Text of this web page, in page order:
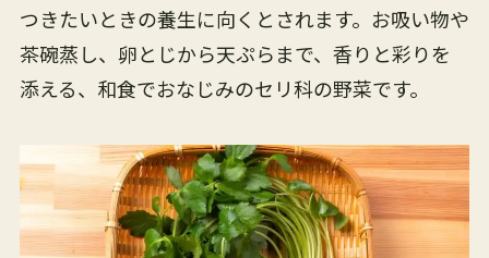
つきたいときの養生に向くとされます。お吸い物や
茶碗蒸し、卵とじから天ぷらまで、香りと彩りを
添える、和食でおなじみのセリ科の野菜です。